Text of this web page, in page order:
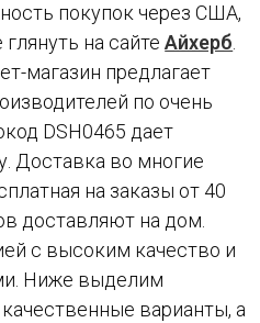
покупок через США,
на сайтеАйхерб
магазин предлагает
по очень
DSH0465 дает
Доставка во многие
на заказы от 40
доставляют на дом.
с высоким качество и
Ниже выделим
варианты, а